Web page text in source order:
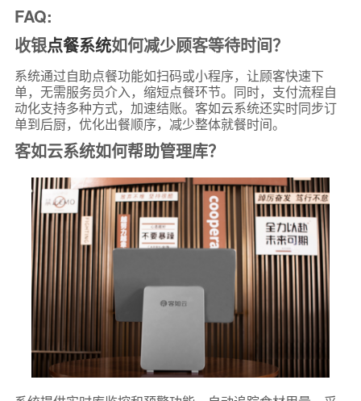
FAQ:
收银点餐系统如何减少顾客等待时间？
系统通过自助点餐功能如扫码或小程序，让顾客快速下
单，无需服务员介入，缩短点餐环节。同时，支付流程自
动化支持多种方式，加速结账。客如云系统还实时同步订
单到后厨，优化出餐顺序，减少整体就餐时间。
客如云系统如何帮助管理库？